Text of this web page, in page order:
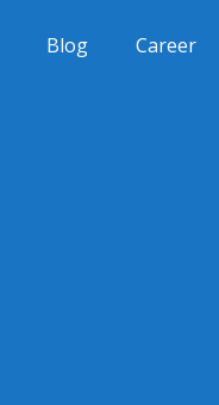
Blog Career